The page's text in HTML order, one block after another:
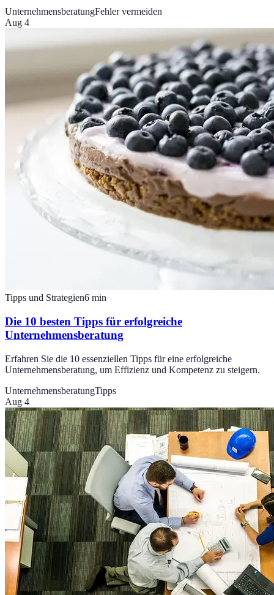
UnternehmensberatungFehler vermeiden
Aug 4
Tipps und Strategien6 min
Die 10 besten Tipps für erfolgreiche
Unternehmensberatung
Erfahren Sie die 10 essenziellen Tipps für eine erfolgreiche
Unternehmensberatung, um Effizienz und Kompetenz zu steigern.
UnternehmensberatungTipps
Aug 4